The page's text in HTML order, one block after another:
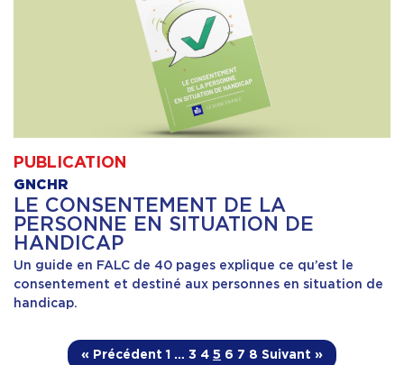
PUBLICATION
GNCHR
LE CONSENTEMENT DE LA
PERSONNE EN SITUATION DE
HANDICAP
Un guide en FALC de 40 pages explique ce qu’est le
consentement et destiné aux personnes en situation de
handicap.
« Précédent 1 … 3 4 5 6 7 8 Suivant »